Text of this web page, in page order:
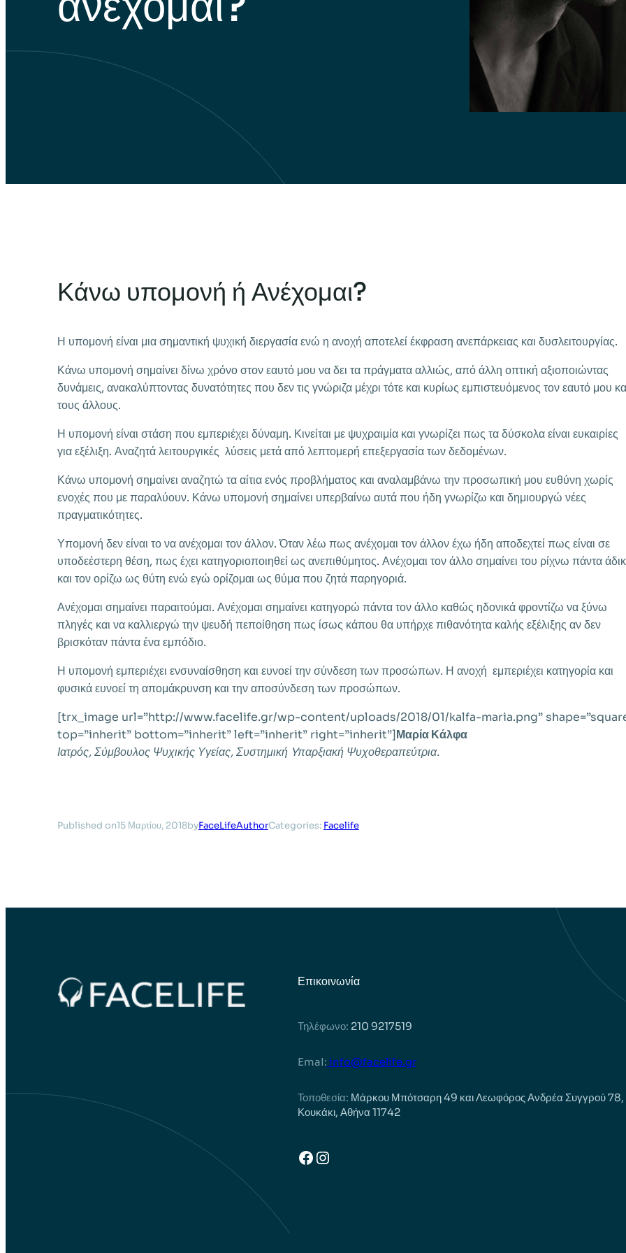
Κάνω υπομονή ή Ανέχομαι?
Η υπομονή είναι μια σημαντική ψυχική διεργασία ενώ η ανοχή αποτελεί έκφραση ανεπάρκειας και δυσλειτουργίας.
Κάνω υπομονή σημαίνει δίνω χρόνο στον εαυτό μου να δει τα πράγματα αλλιώς, από άλλη οπτική αξιοποιώντας
δυνάμεις, ανακαλύπτοντας δυνατότητες που δεν τις γνώριζα μέχρι τότε και κυρίως εμπιστευόμενος τον εαυτό μου
τους άλλους.
Η υπομονή είναι στάση που εμπεριέχει δύναμη. Κινείται με ψυχραιμία και γνωρίζει πως τα δύσκολα είναι ευκαιρίες
για εξέλιξη. Αναζητά λειτουργικές λύσεις μετά από λεπτομερή επεξεργασία των δεδομένων.
Κάνω υπομονή σημαίνει αναζητώ τα αίτια ενός προβλήματος και αναλαμβάνω την προσωπική μου ευθύνη χωρίς
ενοχές που με παραλύουν. Κάνω υπομονή σημαίνει υπερβαίνω αυτά που ήδη γνωρίζω και δημιουργώ νέες
πραγματικότητες.
Υπομονή δεν είναι το να ανέχομαι τον άλλον. Όταν λέω πως ανέχομαι τον άλλον έχω ήδη αποδεχτεί πως είναι σε
υποδεέστερη θέση, πως έχει κατηγοριοποιηθεί ως ανεπιθύμητος. Ανέχομαι τον άλλο σημαίνει του ρίχνω πάντα
και τον ορίζω ως θύτη ενώ εγώ ορίζομαι ως θύμα που ζητά παρηγοριά.
Ανέχομαι σημαίνει παραιτούμαι. Ανέχομαι σημαίνει κατηγορώ πάντα τον άλλο καθώς ηδονικά φροντίζω να ξύνω
πληγές και να καλλιεργώ την ψευδή πεποίθηση πως ίσως κάπου θα υπήρχε πιθανότητα καλής εξέλιξης αν δεν
βρισκόταν πάντα ένα εμπόδιο.
Η υπομονή εμπεριέχει ενσυναίσθηση και ευνοεί την σύνδεση των προσώπων. Η ανοχή εμπεριέχει κατηγορία και
φυσικά ευνοεί τη απομάκρυνση και την αποσύνδεση των προσώπων.
[trx_image url=”http://www.facelife.gr/wp-content/uploads/2018/01/kalfa-maria.png”
top=”inherit” bottom=”inherit” left=”inherit” right=”inherit”]Μαρία Κάλφα
Ιατρός, Σύμβουλος Ψυχικής Υγείας, Συστημική Yπαρξιακή Ψυχοθεραπεύτρια.
Published on15 Μαρτίου, 2018byFaceLifeAuthorCategories: Facelife
Επικοινωνία
Τηλέφωνο: 210 9217519
EmaI: info@facelife.gr
Τοποθεσία: Μάρκου Μπότσαρη 49 και Λεωφόρος Ανδρέα Συγγρού 78,
Κουκάκι, Αθήνα 11742
Facebook
Instagram